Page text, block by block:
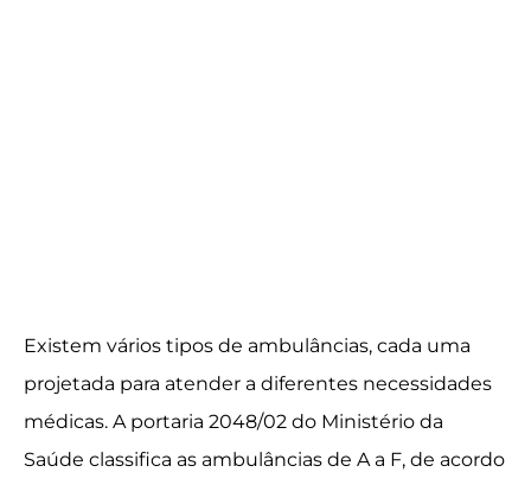
Existem vários tipos de ambulâncias, cada uma
projetada para atender a diferentes necessidades
médicas. A portaria 2048/02 do Ministério da
Saúde classifica as ambulâncias de A a F, de acordo